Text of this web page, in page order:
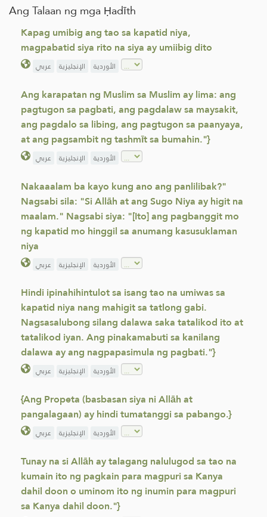
Ang Talaan ng mga Ḥadīth
Kapag umibig ang tao sa kapatid niya,
magpabatid siya rito na siya ay umiibig dito
عربي الإنجليزية الأوردية
Ang karapatan ng Muslim sa Muslim ay lima: ang
pagtugon sa pagbati, ang pagdalaw sa maysakit,
ang pagdalo sa libing, ang pagtugon sa paanyaya,
at ang pagsambit ng tashmīt sa bumahin."}
عربي الإنجليزية الأوردية
Nakaaalam ba kayo kung ano ang panlilibak?"
Nagsabi sila: "Si Allāh at ang Sugo Niya ay higit na
maalam." Nagsabi siya: "[Ito] ang pagbanggit mo
ng kapatid mo hinggil sa anumang kasusuklaman
niya
عربي الإنجليزية الأوردية
Hindi ipinahihintulot sa isang tao na umiwas sa
kapatid niya nang mahigit sa tatlong gabi.
Nagsasalubong silang dalawa saka tatalikod ito at
tatalikod iyan. Ang pinakamabuti sa kanilang
dalawa ay ang nagpapasimula ng pagbati."}
عربي الإنجليزية الأوردية
{Ang Propeta (basbasan siya ni Allāh at
pangalagaan) ay hindi tumatanggi sa pabango.}
عربي الإنجليزية الأوردية
Tunay na si Allāh ay talagang nalulugod sa tao na
kumain ito ng pagkain para magpuri sa Kanya
dahil doon o uminom ito ng inumin para magpuri
sa Kanya dahil doon."}